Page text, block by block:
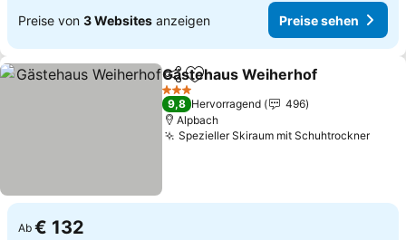
Preise von 3 Websites anzeigen Preise sehen
TeilenZu Favoriten hinzufügen
Gästehaus Weiherhof
3 Sterne
9,8 Hervorragend
496
Alpbach
Spezieller Skiraum mit Schuhtrockner
Ab € 132